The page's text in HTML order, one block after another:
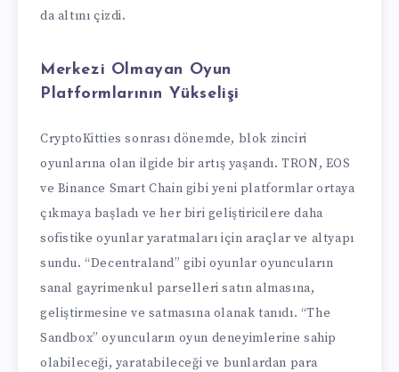
da altını çizdi.
Merkezi Olmayan Oyun
Platformlarının Yükselişi
CryptoKitties sonrası dönemde, blok zinciri
oyunlarına olan ilgide bir artış yaşandı. TRON, EOS
ve Binance Smart Chain gibi yeni platformlar ortaya
çıkmaya başladı ve her biri geliştiricilere daha
sofistike oyunlar yaratmaları için araçlar ve altyapı
sundu. “Decentraland” gibi oyunlar oyuncuların
sanal gayrimenkul parselleri satın almasına,
geliştirmesine ve satmasına olanak tanıdı. “The
Sandbox” oyuncuların oyun deneyimlerine sahip
olabileceği, yaratabileceği ve bunlardan para